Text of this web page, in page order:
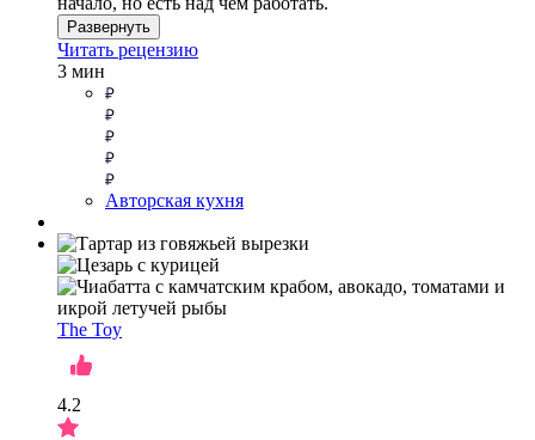
Развернуть
Читать рецензию
3 мин
Авторская кухня
The Toy
4.2